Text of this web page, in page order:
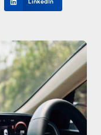
LinkedIn